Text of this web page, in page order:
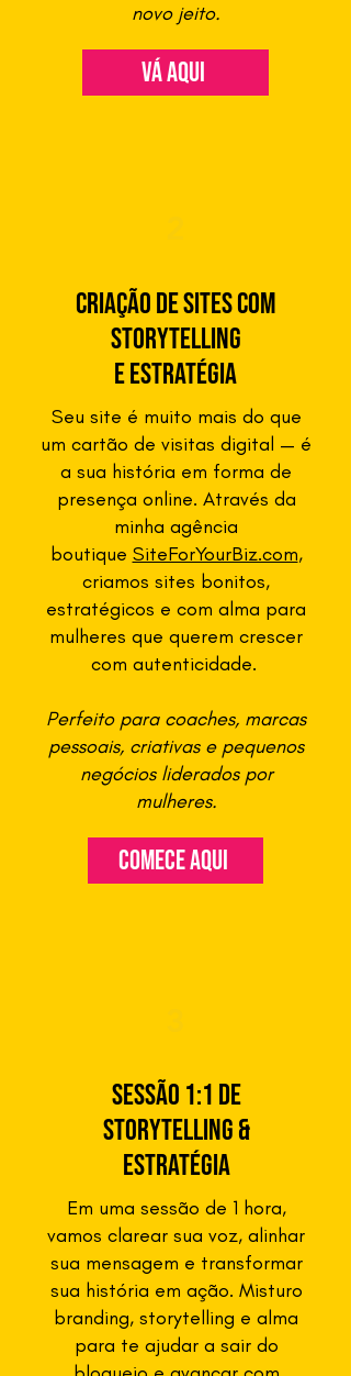
novo jeito.
vá aqui
Criação de Sites com
storytelling
e Estratégia
Seu site é muito mais do que
um cartão de visitas digital — é
a sua história em forma de
presença online. Através da
minha agência
boutique SiteForYourBiz.com,
criamos sites bonitos,
estratégicos e com alma para
mulheres que querem crescer
com autenticidade.
Perfeito para coaches, marcas
pessoais, criativas e pequenos
negócios liderados por
mulheres.
comece aqui
Sessão 1:1 de
storytelling &
Estratégia
Em uma sessão de 1 hora,
vamos clarear sua voz, alinhar
sua mensagem e transformar
sua história em ação. Misturo
branding, storytelling e alma
para te ajudar a sair do